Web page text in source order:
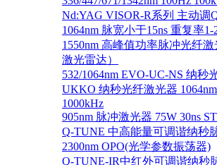
Nd:YAG VISOR-R系列 主动调
1064nm 脉宽小于15ns 重复率1-
1550nm 高峰值功率脉冲光纤激
激光雷达）
532/1064nm EVO-UC-NS 纳秒
UKKO 纳秒光纤激光器 1064nm
1000kHz
905nm 脉冲激光器 75W 30ns
Q-TUNE 中高能量可调谐纳秒
2300nm OPO(光学参数振荡器)
Q-TUNE-IR中红外可调谐纳秒